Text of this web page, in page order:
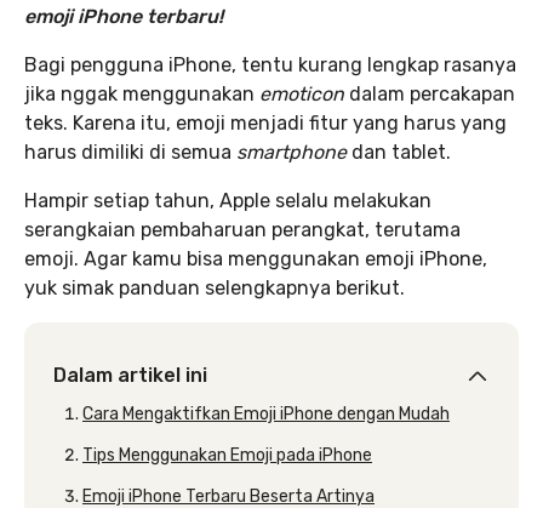
emoji iPhone terbaru!
Bagi pengguna iPhone, tentu kurang lengkap rasanya
jika nggak menggunakan emoticon dalam percakapan
teks. Karena itu, emoji menjadi fitur yang harus yang
harus dimiliki di semua smartphone dan tablet.
Hampir setiap tahun, Apple selalu melakukan
serangkaian pembaharuan perangkat, terutama
emoji. Agar kamu bisa menggunakan emoji iPhone,
yuk simak panduan selengkapnya berikut.
Dalam artikel ini
Cara Mengaktifkan Emoji iPhone dengan Mudah
Tips Menggunakan Emoji pada iPhone
Emoji iPhone Terbaru Beserta Artinya